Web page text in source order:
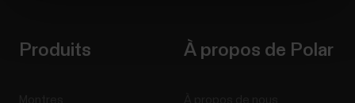
Produits À propos de Polar